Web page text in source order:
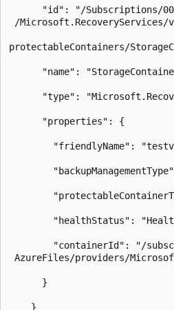
"id": "/Subscriptions/
/
protectableContainers/
"name":
"type":
​      "properties": {
"friendlyName":
"healthStatus":
"containerId": "/
AzureFiles/providers/
​      }
​    }